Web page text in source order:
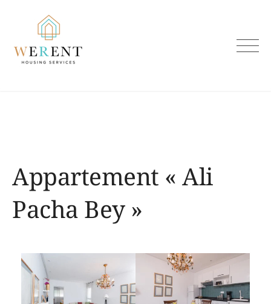
Appartement « Ali
Pacha Bey »